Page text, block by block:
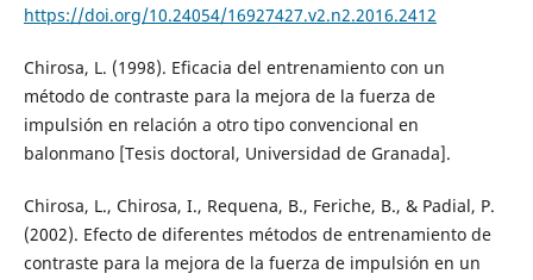
https://doi.org/10.24054/16927427.v2.n2.2016.2412
Chirosa, L. (1998). Eficacia del entrenamiento con un
método de contraste para la mejora de la fuerza de
impulsión en relación a otro tipo convencional en
balonmano [Tesis doctoral, Universidad de Granada].
Chirosa, L., Chirosa, I., Requena, B., Feriche, B., & Padial, P.
(2002). Efecto de diferentes métodos de entrenamiento de
contraste para la mejora de la fuerza de impulsión en un